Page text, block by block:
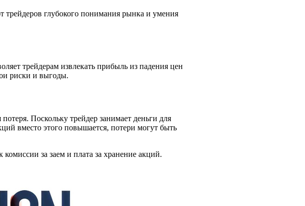
трейдеров глубокого понимания рынка и умения
трейдерам извлекать прибыль из падения цен
риски и выгоды.
Поскольку трейдер занимает деньги для
вместо этого повышается, потери могут быть
за заем и плата за хранение акций.